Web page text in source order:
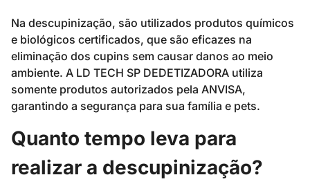
Na descupinização, são utilizados produtos químicos
e biológicos certificados, que são eficazes na
eliminação dos cupins sem causar danos ao meio
ambiente. A LD TECH SP DEDETIZADORA utiliza
somente produtos autorizados pela ANVISA,
garantindo a segurança para sua família e pets.
Quanto tempo leva para
realizar a descupinização?